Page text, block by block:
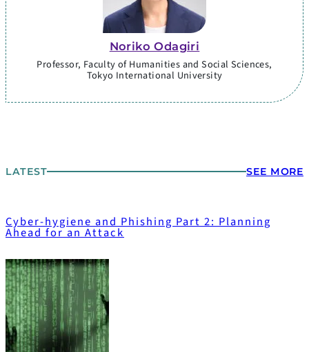
Noriko Odagiri
Professor, Faculty of Humanities and Social Sciences,
Tokyo International University
LATEST SEE MORE
Cyber-hygiene and Phishing Part 2: Planning
Ahead for an Attack